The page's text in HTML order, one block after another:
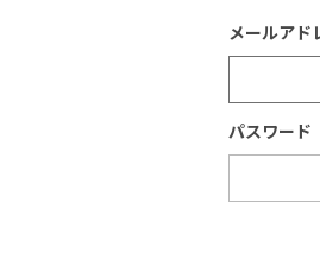
メールアド
パスワード